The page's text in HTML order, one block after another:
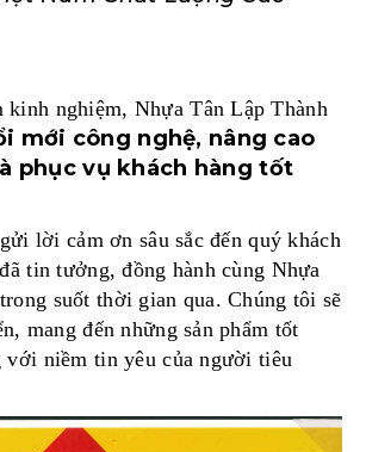
nghiệm, Nhựa Tân Lập Thành
mới công nghệ, nâng cao
phục vụ khách hàng tốt
lời cảm ơn sâu sắc đến quý khách
tin tưởng, đồng hành cùng Nhựa
suốt thời gian qua. Chúng tôi sẽ
mang đến những sản phẩm tốt
với niềm tin yêu của người tiêu